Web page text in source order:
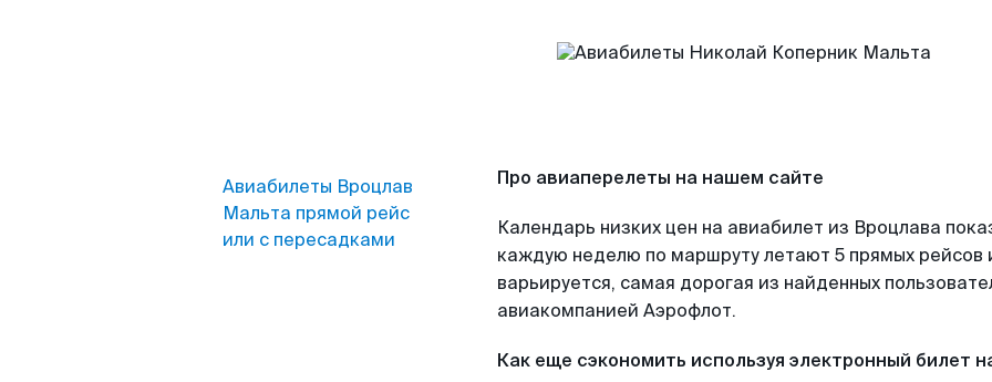
Авиабилеты Вроцлав
Мальта прямой рейс
или с пересадками
Про авиаперелеты на нашем сайте
Календарь низких цен на авиабилет из Вроцлава
каждую неделю по маршруту летают 5 прямых рейсов
варьируется, самая дорогая из найденных
авиакомпанией Аэрофлот.
Как еще сэкономить используя электронный билет